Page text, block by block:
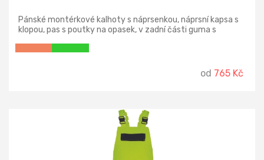
Pánské montérkové kalhoty s náprsenkou, náprsní kapsa s
klopou, pas s poutky na opasek, v zadní části guma s
výztuh, dvě zadní kapsy s klopami, spodní část nohavic
vyztužena materiálem 600D polyester, šle s gumou vzadu,
od 765 Kč